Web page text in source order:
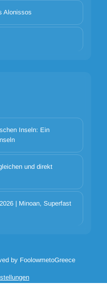
Alonissos
Inseln: Ein
und direkt
| Minoan, Superfast
by FoolowmetoGreece
Choose which
are always on for security and
Cookie alle akzeptieren